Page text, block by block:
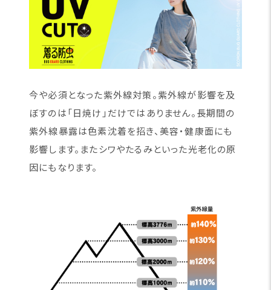
今や必須となった紫外線対策。紫外線が影響を及
ぼすのは「日焼け」だけではありません。長期間の
紫外線暴露は色素沈着を招き、美容・健康面にも
影響します。またシワやたるみといった光老化の原
因にもなります。